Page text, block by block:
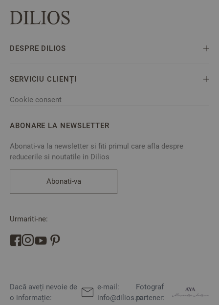
DESPRE DILIOS
SERVICIU CLIENȚI
Cookie consent
ABONARE LA NEWSLETTER
Abonati-va la newsletter si fiti primul care afla despre
reducerile si noutatile in Dilios
Abonati-va
Urmariti-ne:
Dacă aveți nevoie de
o informație:
e-mail:
info@dilios.ro
Fotograf
partener: